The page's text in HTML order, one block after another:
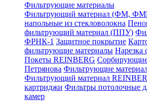
Фильтрующие материалы
Фильтрующий материал (ФМ,
напольные из стекловолокна
фильтрующий материал (ППУ)
ФРНК-1 Защитное покрытие
фильтрующие материалы Нарезка
Покеты REINBERG
Петрянова Фильтрующие
Фильтрующий материал
картриджи Фильтры потолочные
камер